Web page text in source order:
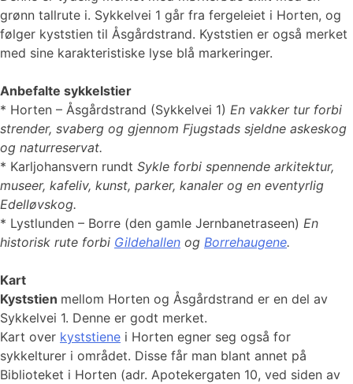
grønn tallrute i. Sykkelvei 1 går fra fergeleiet i Horten, og
følger kyststien til Åsgårdstrand. Kyststien er også merket
med sine karakteristiske lyse blå markeringer.
Anbefalte sykkelstier
* ​​​​​Horten – Åsgårdstrand (Sykkelvei 1) En vakker tur forbi
strender, svaberg og gjennom Fjugstads sjeldne askeskog
og naturreservat.
* Karljohansvern rundt Sykle forbi spennende arkitektur,
museer, kafeliv, kunst, parker, kanaler og en eventyrlig
Edelløvskog.
* Lystlunden – Borre (den gamle Jernbanetraseen) En
historisk rute forbi Gildehallen og Borrehaugene.
Kart
Kyststien mellom Horten og Åsgårdstrand er en del av
Sykkelvei 1. Denne er godt merket.
Kart over kyststiene i Horten egner seg også for
sykkelturer i området. Disse får man blant annet på
Biblioteket i Horten (adr. Apotekergaten 10, ved siden av